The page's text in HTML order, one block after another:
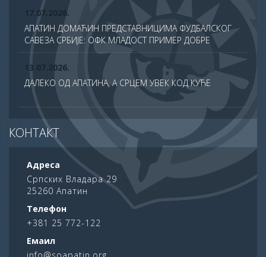
17.07.2026.
АПАТИН ДОМАЋИН ПРЕДСТАВНИЦИМА ФУДБАЛСКОГ
САВЕЗА СРБИЈЕ: ОФК МЛАДОСТ ПРИМЕР ДОБРЕ
ПРАКСЕ У ТДС ПРОГРАМУ
13.07.2026.
ДАЛЕКО ОД АПАТИНА, А СРЦЕМ УВЕК КОД КУЋЕ
13.07.2026.
СВЕЧАНО ОБЕЛЕЖЕНА ХРАМОВНА СЛАВА ХРАМА
САБОРА СВЕТИХ АПОСТОЛА У АПАТИНУ
10.07.2026.
ПОНОС АПАТИНА: НА ДАН НАУКЕ НАГРАЂЕНИ
НАЈУСПЕШНИЈИ УЧЕНИЦИ ОПШТИНЕ
62. АПАТИНСКЕ РИБАРСКЕ ВЕЧЕРИ ОПРАВДАЛЕ
КОНТАКТ
Адреса
Српских Владара 29
25260 Апатин
Телефон
+381 25 772-122
Емаил